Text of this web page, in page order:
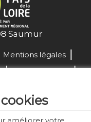
Saumur
Mentions légales
Nous contacter